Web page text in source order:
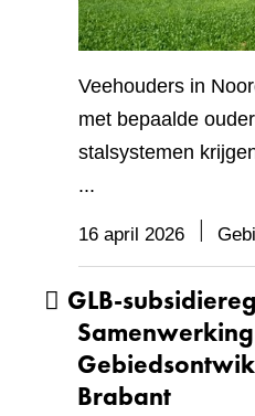
Veehouders in
met bepaalde
stalsystemen
...
16 april 2026
GLB-
Brabant